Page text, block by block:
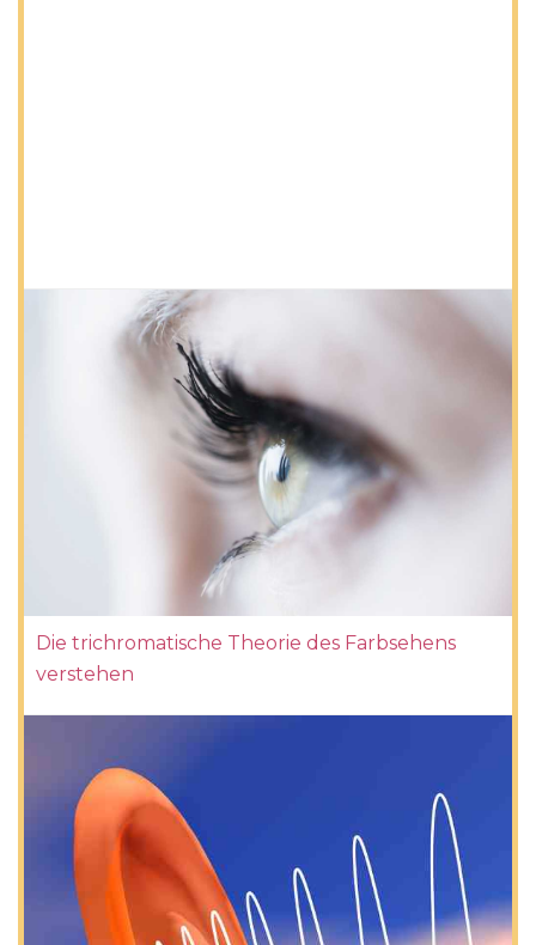
Die trichromatische Theorie des Farbsehens
verstehen